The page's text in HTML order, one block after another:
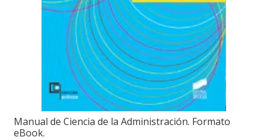
Manual de Ciencia de la Administración. Formato
eBook.